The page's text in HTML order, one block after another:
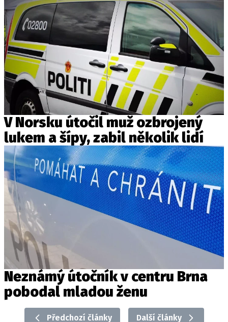
V Norsku útočil muž ozbrojený
lukem a šípy, zabil několik lidí
Neznámý útočník v centru Brna
pobodal mladou ženu
Předchozí články Další články